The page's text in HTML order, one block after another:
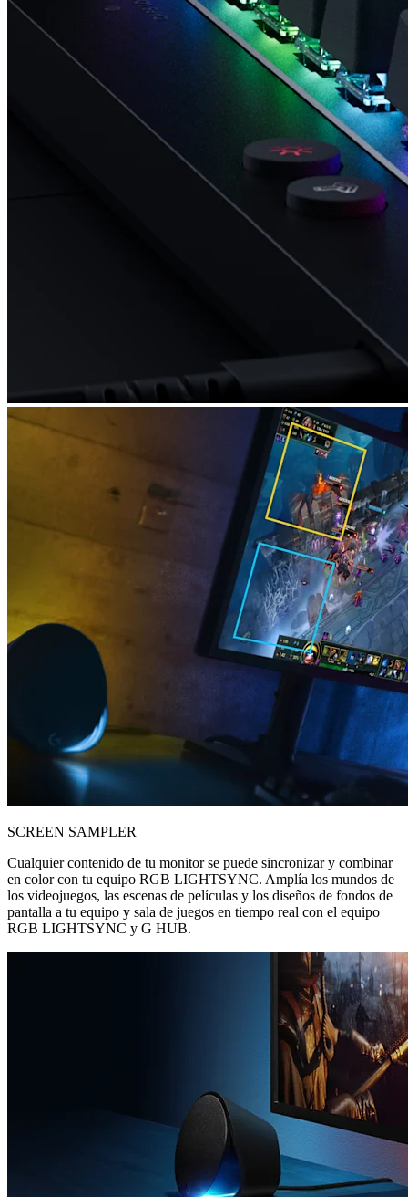
SCREEN SAMPLER
Cualquier contenido de tu monitor se puede sincronizar y combinar
en color con tu equipo RGB LIGHTSYNC. Amplía los mundos de
los videojuegos, las escenas de películas y los diseños de fondos de
pantalla a tu equipo y sala de juegos en tiempo real con el equipo
RGB LIGHTSYNC y G HUB.